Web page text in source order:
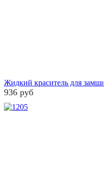
Жидкий краситель для
936 руб